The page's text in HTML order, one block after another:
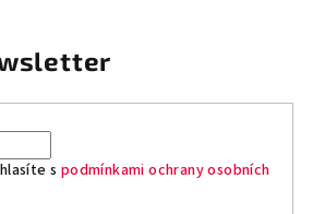
s podmínkami ochrany osobních